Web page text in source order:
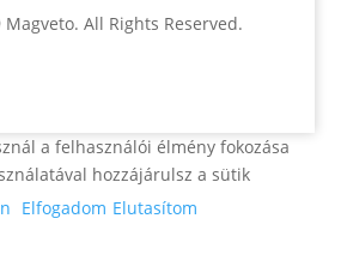
. All Rights Reserved.
a felhasználói élmény fokozása
hozzájárulsz a sütik
Elfogadom Elutasítom